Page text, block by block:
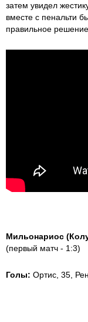
затем увидел
вместе с пенальти
правильное решение.
Мильонариос
(первый матч - 1:3)
Голы: Ортис, 35,